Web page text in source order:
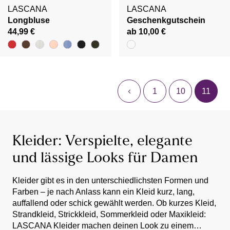
LASCANA
Longbluse
44,99 €
LASCANA
Geschenkgutschein
ab 10,00 €
1 10 11
Kleider: Verspielte, elegante
und lässige Looks für Damen
Kleider gibt es in den unterschiedlichsten Formen und
Farben – je nach Anlass kann ein Kleid kurz, lang,
auffallend oder schick gewählt werden. Ob kurzes Kleid,
Strandkleid, Strickkleid, Sommerkleid oder Maxikleid:
LASCANA Kleider machen deinen Look zu einem